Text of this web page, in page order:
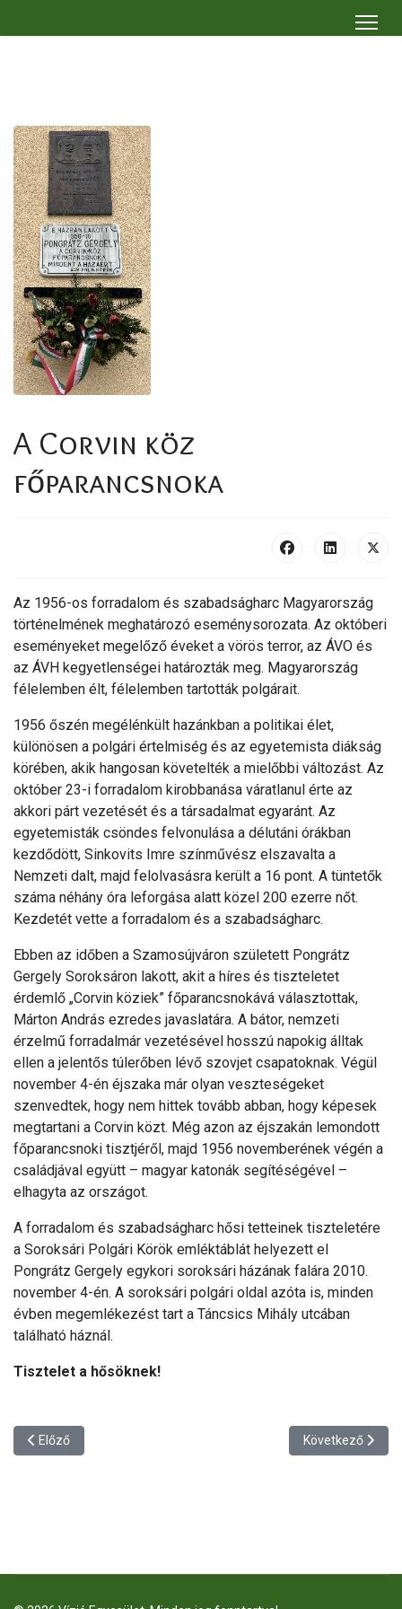
A Corvin köz
főparancsnoka
Az 1956-os forradalom és szabadságharc Magyarország
történelmének meghatározó eseménysorozata. Az októberi
eseményeket megelőző éveket a vörös terror, az ÁVO és
az ÁVH kegyetlenségei határozták meg. Magyarország
félelemben élt, félelemben tartották polgárait.
1956 őszén megélénkült hazánkban a politikai élet,
különösen a polgári értelmiség és az egyetemista diákság
körében, akik hangosan követelték a mielőbbi változást. Az
október 23-i forradalom kirobbanása váratlanul érte az
akkori párt vezetését és a társadalmat egyaránt. Az
egyetemisták csöndes felvonulása a délutáni órákban
kezdődött, Sinkovits Imre színművész elszavalta a
Nemzeti dalt, majd felolvasásra került a 16 pont. A tüntetők
száma néhány óra leforgása alatt közel 200 ezerre nőt.
Kezdetét vette a forradalom és a szabadságharc.
Ebben az időben a Szamosújváron született Pongrátz
Gergely Soroksáron lakott, akit a híres és tiszteletet
érdemlő „Corvin köziek” főparancsnokává választottak,
Márton András ezredes javaslatára. A bátor, nemzeti
érzelmű forradalmár vezetésével hosszú napokig álltak
ellen a jelentős túlerőben lévő szovjet csapatoknak. Végül
november 4-én éjszaka már olyan veszteségeket
szenvedtek, hogy nem hittek tovább abban, hogy képesek
megtartani a Corvin közt. Még azon az éjszakán lemondott
főparancsnoki tisztjéről, majd 1956 novemberének végén a
családjával együtt – magyar katonák segítéségével –
elhagyta az országot.
A forradalom és szabadságharc hősi tetteinek tiszteletére
a Soroksári Polgári Körök emléktáblát helyezett el
Pongrátz Gergely egykori soroksári házának falára 2010.
november 4-én. A soroksári polgári oldal azóta is, minden
évben megemlékezést tart a Táncsics Mihály utcában
található háznál.
Tisztelet a hősöknek!
Előző cikk: Közbiztonsági délelőtt
Előző Következő cikk:
Következő